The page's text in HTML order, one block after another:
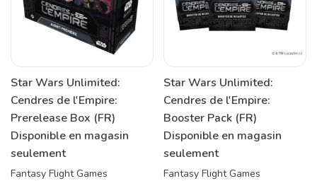
Star Wars Unlimited:
Cendres de l'Empire:
Prerelease Box (FR)
Disponible en magasin
seulement
Fantasy Flight Games
Star Wars Unlimited:
Cendres de l'Empire:
Booster Pack (FR)
Disponible en magasin
seulement
Fantasy Flight Games